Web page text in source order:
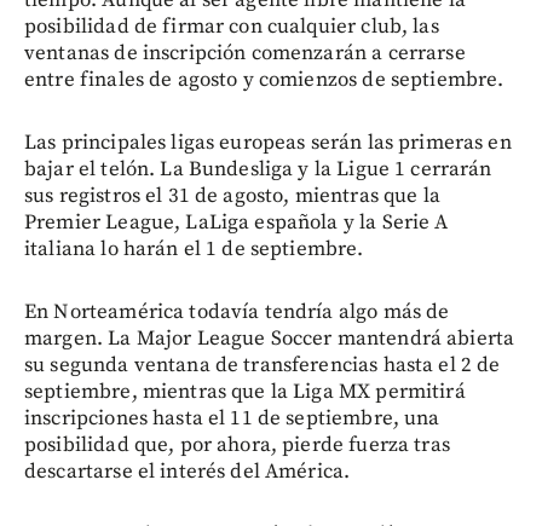
posibilidad de firmar con cualquier club, las
ventanas de inscripción comenzarán a cerrarse
entre finales de agosto y comienzos de septiembre.
Las principales ligas europeas serán las primeras en
bajar el telón. La Bundesliga y la Ligue 1 cerrarán
sus registros el 31 de agosto, mientras que la
Premier League, LaLiga española y la Serie A
italiana lo harán el 1 de septiembre.
En Norteamérica todavía tendría algo más de
margen. La Major League Soccer mantendrá abierta
su segunda ventana de transferencias hasta el 2 de
septiembre, mientras que la Liga MX permitirá
inscripciones hasta el 11 de septiembre, una
posibilidad que, por ahora, pierde fuerza tras
descartarse el interés del América.